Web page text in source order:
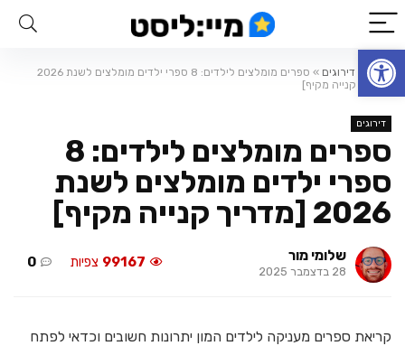
פתח סרגל נגישות
ראשי דירוגים »
ספרים מומלצים לילדים: 8 ספרי ילדים מומלצים לשנת 2026
[מדריך קנייה מקיף]
דירוגים
ספרים מומלצים לילדים: 8
ספרי ילדים מומלצים לשנת
2026 [מדריך קנייה מקיף]
שלומי מור
28 בדצמבר 2025
99167 צפיות 0
קריאת ספרים מעניקה לילדים המון יתרונות חשובים וכדאי לפתח